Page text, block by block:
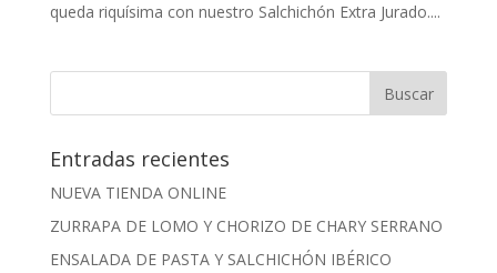
queda riquísima con nuestro Salchichón Extra Jurado....
Entradas recientes
NUEVA TIENDA ONLINE
ZURRAPA DE LOMO Y CHORIZO DE CHARY SERRANO
ENSALADA DE PASTA Y SALCHICHÓN IBÉRICO